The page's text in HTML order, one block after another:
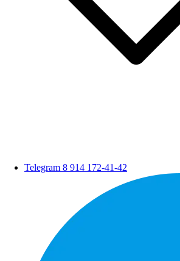
Telegram 8 914 172-41-42